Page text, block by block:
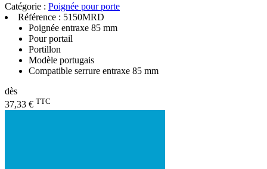
Catégorie : Poignée pour porte
Référence : 5150MRD
Poignée entraxe 85 mm
Pour portail
Portillon
Modèle portugais
Compatible serrure entraxe 85 mm
dès
37,33 € TTC